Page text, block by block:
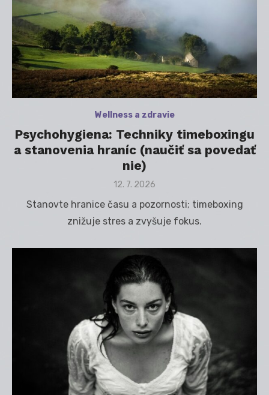
Wellness a zdravie
Psychohygiena: Techniky timeboxingu
a stanovenia hraníc (naučiť sa povedať
nie)
Posted
12. 7. 2026
Stanovte hranice času a pozornosti; timeboxing
znižuje stres a zvyšuje fokus.